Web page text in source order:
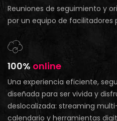
Reuniones de seguimiento y
por un equipo de facilitadores
100% online
Una experiencia eficiente,
diseñada para ser vivida y
deslocalizada: streaming
calendario y herramientas